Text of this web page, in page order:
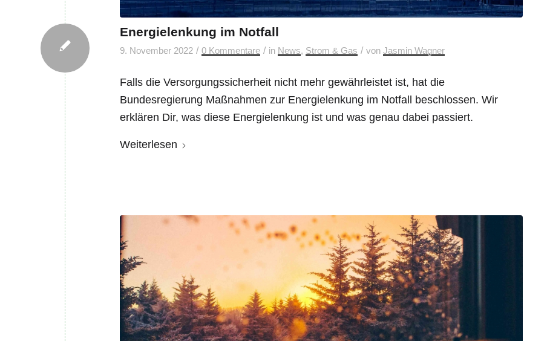
Energielenkung im Notfall
9. November 2022 / 0 Kommentare / in News, Strom & Gas / von Jasmin Wagner
Falls die Versorgungssicherheit nicht mehr gewährleistet ist, hat die
Bundesregierung Maßnahmen zur Energielenkung im Notfall beschlossen. Wir
erklären Dir, was diese Energielenkung ist und was genau dabei passiert.
Weiterlesen